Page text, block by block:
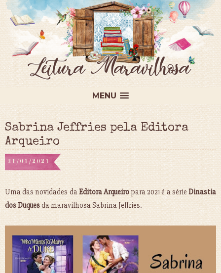
MENU
Sabrina Jeffries pela Editora
Arqueiro
31/01/2021
Uma das novidades daEditora Arqueiropara 2021 é a sérieDinastia
dos Duquesda maravilhosa Sabrina Jeffries.